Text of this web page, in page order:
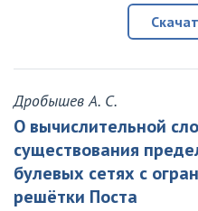
Дробышев А. С.
О вычислительной
существования
булевых сетях с
решётки Поста